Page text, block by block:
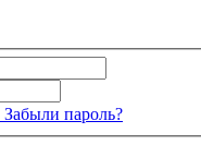
Забыли пароль?